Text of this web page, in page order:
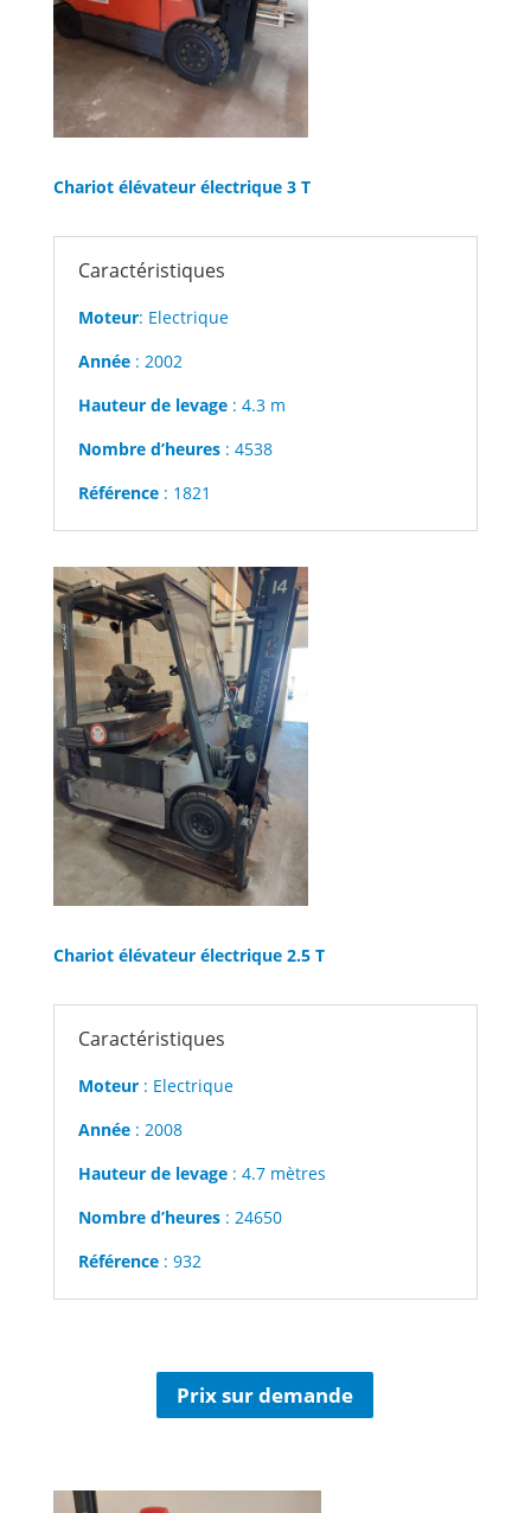
Chariot élévateur électrique 3 T
Caractéristiques
Moteur: Electrique
Année: 2002
Hauteur de levage: 4.3 m
Nombre d’heures: 4538
Référence: 1821
Chariot élévateur électrique 2.5 T
Caractéristiques
Moteur : Electrique
Année : 2008
Hauteur de levage: 4.7 mètres
Nombre d’heures: 24650
Référence: 932
Prix sur demande